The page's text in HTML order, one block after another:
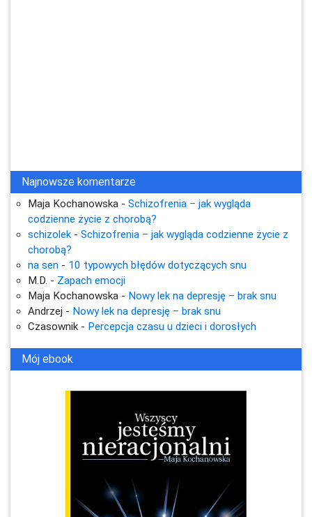
Najnowsze komentarze
Maja Kochanowska - Schizofrenia – jak wygląda
codzienne życie z chorobą?
schizolek - Schizofrenia – jak wygląda codzienne życie z
chorobą?
na sen - 10 typowych błędów dotyczących snu
M.D. - Zapach emocji
Maja Kochanowska - Nowy lek na depresję – brak snu
Andrzej - Nowy lek na depresję – brak snu
Czasownik - Percepcja czasu u dzieci i dorosłych
Mój ebook